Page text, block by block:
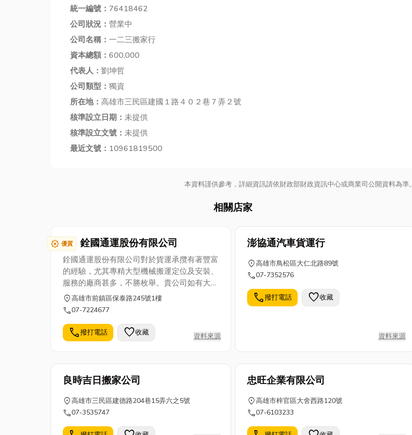
統一編號： 76418462
公司狀況： 營業中
公司名稱： 一二三搬家行
資本總額： 600,000
代表人： 劉坤哲
公司類型： 獨資
所在地： 高雄市三民區建國１路４０２巷７弄２號
核準設立日期： 未提供
核準設立文號： 未提供
最近文號： 10961819500
本資料謹供參考，詳細資訊請依財政部財政資訊中心或商業司公開資料為準。
相關店家
award_star 優質 銓國通運股份有限公司
銓國通運股份有限公司對於貨運承攬有著豐富
的經驗，尤其專精大型機械搬運定位及安裝、
服務的廠商甚多，不勝枚舉。貴公司如有大
型、重型、超大型的機組需要搬運，本公司是
您最佳的選擇，更歡迎您的來電洽詢。
location_on高雄市前鎮區保泰路245號1樓
call07-7224677
call撥打電話 favorite收藏 資料來源
澎協通汽車貨運行
location_on高雄市鳥松區大仁北路89號
call07-7352576
call撥打電話 favorite收藏
資料來源
良時吉日搬家公司
location_on高雄市三民區建德路204巷15弄六之5號
call07-3535747
忠旺企業有限公司
location_on高雄市梓官區大舍西路120號
call07-6103233